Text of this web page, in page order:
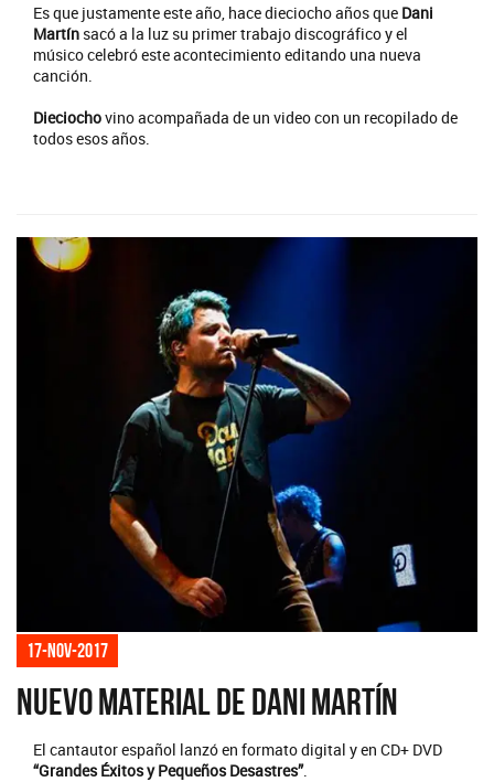
Es que justamente este año, hace dieciocho años que Dani
Martín sacó a la luz su primer trabajo discográfico y el
músico celebró este acontecimiento editando una nueva
canción.
Dieciochovino acompañada de un video con un recopilado de
todos esos años.
17-nov-2017
Nuevo material de Dani Martín
El cantautor español lanzó en formato digital y en CD+ DVD
“Grandes Éxitos y Pequeños Desastres”.